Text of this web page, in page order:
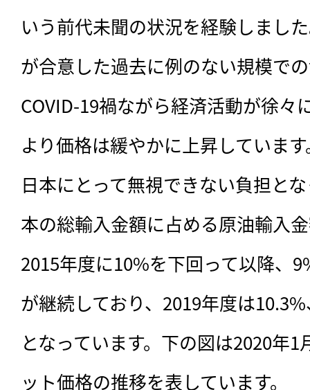
いう前代未聞の状況を経験しまし
が合意した過去に例のない規模で
COVID-19禍ながら経済活動が徐々
より価格は緩やかに上昇していま
日本にとって無視できない負担と
本の総輸入金額に占める原油輸入
2015年度に10%を下回って以降、
が継続しており、2019年度は
となっています。下の図は2020年
ット価格の推移を表しています。